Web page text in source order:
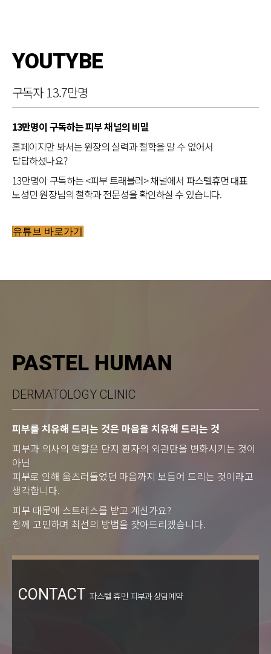
YOUTYBE
구독자 13.7만명
13만명이 구독하는 피부 채널의 비밀
홈페이지만 봐서는 원장의 실력과 철학을 알 수 없어서
답답하셨나요?
13만명이 구독하는 <피부 트래블러> 채널에서 파스텔휴먼 대표
노성민 원장님의 철학과 전문성을 확인하실 수 있습니다.
유튜브 바로가기
PASTEL HUMAN
DERMATOLOGY CLINIC
피부를 치유해 드리는 것은 마음을 치유해 드리는 것
피부과 의사의 역할은 단지 환자의 외관만을 변화시키는 것이
아닌
피부로 인해 움츠러들었던 마음까지 보듬어 드리는 것이라고
생각합니다.
피부 때문에 스트레스를 받고 계신가요?
함께 고민하며 최선의 방법을 찾아드리겠습니다.
CONTACT 파스텔 휴먼 피부과 상담예약